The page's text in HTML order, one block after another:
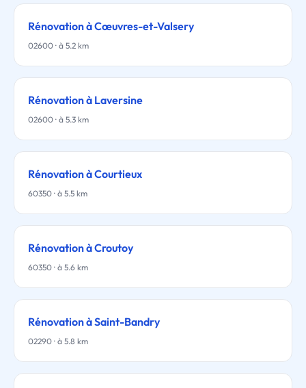
Rénovation à Cœuvres-et-Valsery
02600 · à 5.2 km
Rénovation à Laversine
02600 · à 5.3 km
Rénovation à Courtieux
60350 · à 5.5 km
Rénovation à Croutoy
60350 · à 5.6 km
Rénovation à Saint-Bandry
02290 · à 5.8 km